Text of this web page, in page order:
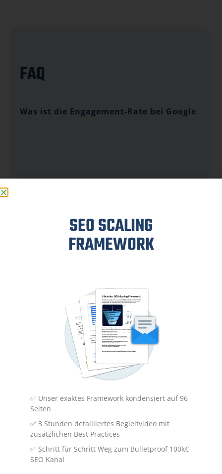
FAQ
Was ist die Engagement-Rate bei Google
ist eine Kennzahl, die angibt, wie lange ein
Besucher auf einer Webseite verweilt und
sich aktiv mit dem Inhalt auseinandersetzt. Es
mindestens zwei Seiten betrachtet oder eine
Interaktion, wie z.B. einen Klick, durchführt.
Wie wird die Engagement-Rate
berechnet?
Die Engagement-Rate wird berechnet, indem
zwei Seiten ansehen oder eine Interaktion
SEO SCALING
FRAMEWORK
✅ Unser exaktes Framework kondensiert auf 96
Seiten
✅ 3 Stunden detailliertes Begleitvideo mit
zusätzlichen Best Practices
✅ Schritt für Schritt Weg zum Bulletproof 100k€
SEO Kanal